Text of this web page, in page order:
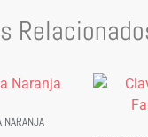
NARANJA